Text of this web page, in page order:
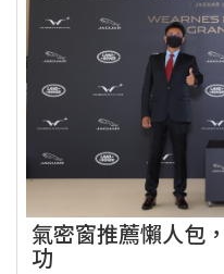
氣密窗推薦懶人包
功